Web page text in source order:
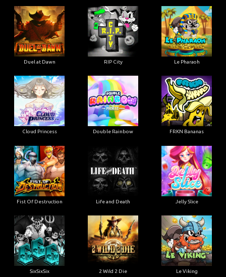
Duel at Dawn RIP City Le Pharaoh
Cloud Princess Double Rainbow FRKN Bananas
Fist Of Destruction Life and Death Jelly Slice
SixSixSix 2 Wild 2 Die Le Viking